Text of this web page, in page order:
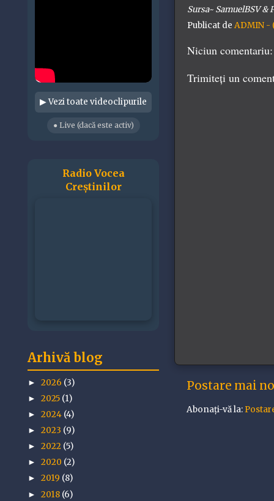
Sursa~ SamuelBSV &
Publicat de ADMIN -
Niciun comentariu:
Trimiteți un
Postare mai
Abonați-vă la:
▶ Vezi toate videoclipurile
● Live (dacă este activ)
Radio Vocea
Creștinilor
Arhivă blog
► 2026 (3)
► 2025 (1)
► 2024 (4)
► 2023 (9)
► 2022 (5)
► 2020 (2)
► 2019 (8)
► 2018 (6)